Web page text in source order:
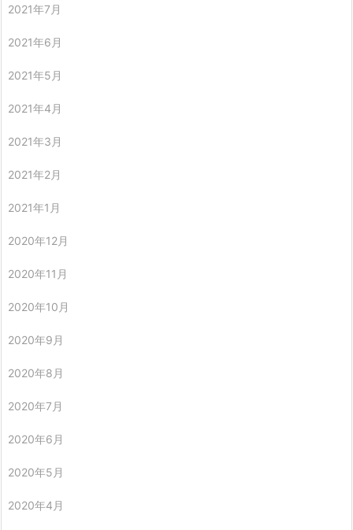
2021年7月
2021年6月
2021年5月
2021年4月
2021年3月
2021年2月
2021年1月
2020年12月
2020年11月
2020年10月
2020年9月
2020年8月
2020年7月
2020年6月
2020年5月
2020年4月